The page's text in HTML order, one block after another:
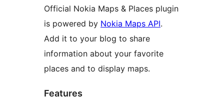
Official Nokia Maps & Places plugin
is powered by Nokia Maps API.
Add it to your blog to share
information about your favorite
places and to display maps.
Features